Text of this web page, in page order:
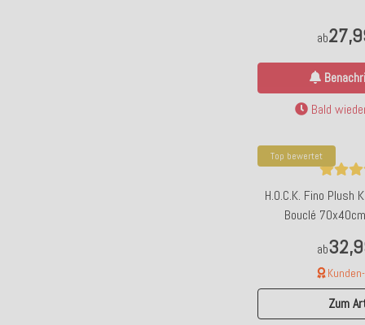
ab
Bald
Top bewertet
H.O.C.K. Fino
Bouclé
ab
Zum